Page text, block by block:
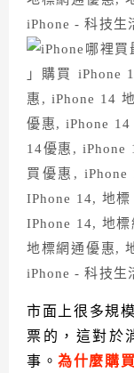
市面上很多規
票的，這對於
事。為什麼購